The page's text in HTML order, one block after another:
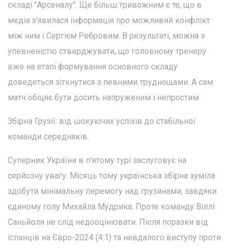
складі "Арсеналу". Ще більш тривожним є те, що в
медіа з'явилася інформація про можливий конфлікт
між ним і Сергієм Ребровим. В результаті, можна з
упевненістю стверджувати, що головному тренеру
вже на етапі формування основного складу
доведеться зіткнутися з певними труднощами. А сам
матч обіцяє бути досить напруженим і непростим.
Збірна Грузії: від шокуючих успіхів до стабільної
команди середняків.
Суперник України в п'ятому турі заслуговує на
серйозну увагу. Місяць тому українська збірна зуміла
здобути мінімальну перемогу над грузинами, завдяки
єдиному голу Михайла Мудрика. Проте команду Віллі
Саньйоля не слід недооцінювати. Після поразки від
іспанців на Євро-2024 (4:1) та невдалого виступу проти